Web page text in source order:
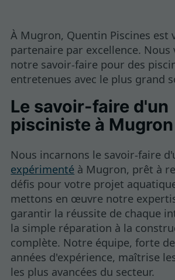
À Mugron, Quentin Piscines est
partenaire par excellence. Nous
notre savoir-faire pour des
entretenues avec le plus grand
Le savoir-faire d'un
pisciniste à Mugron
Nous incarnons le savoir-faire
expérimenté à Mugron, prêt à
défis pour votre projet
mettons en œuvre notre
garantir la réussite de chaque
la simple réparation à la
complète. Notre équipe, forte
années d'expérience, maîtrise
les plus avancées du secteur.